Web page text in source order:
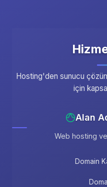
Hosting'den sunucu
için
Alan
Web hosting
Domain